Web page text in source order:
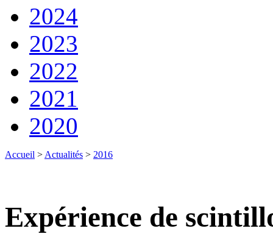
2024
2023
2022
2021
2020
Accueil > Actualités > 2016
Expérience de